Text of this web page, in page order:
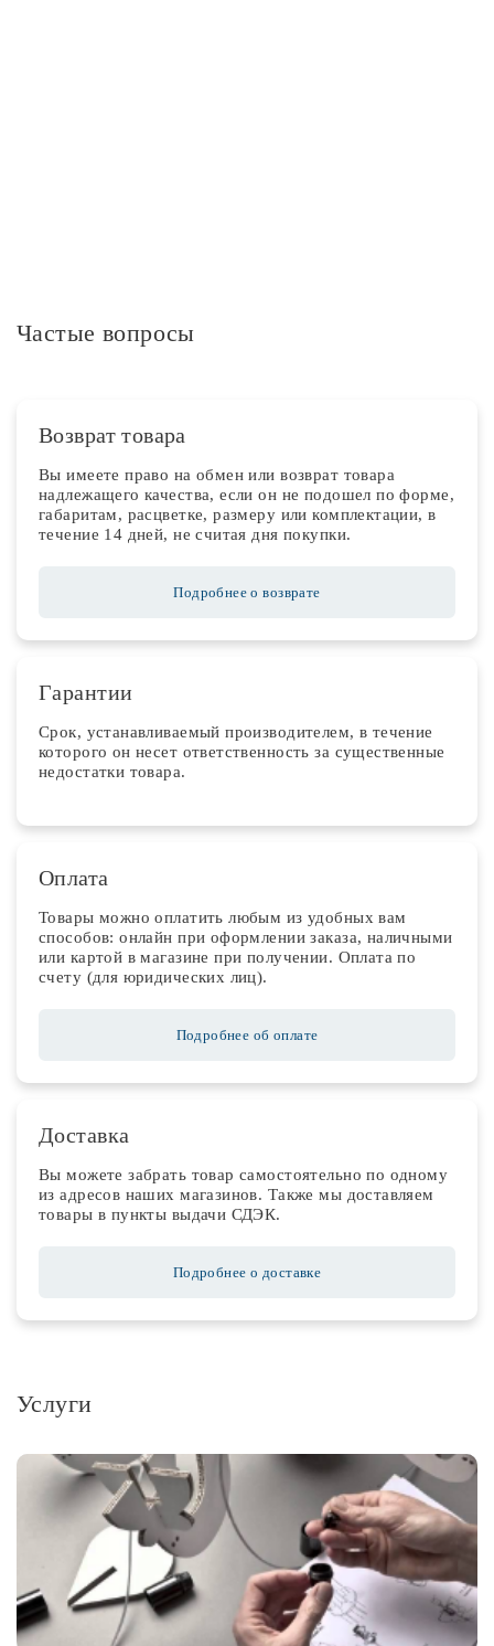
Частые вопросы
Возврат товара
Вы имеете право на обмен или возврат товара
надлежащего качества, если он не подошел по форме,
габаритам, расцветке, размеру или комплектации, в
течение 14 дней, не считая дня покупки.
Подробнее о возврате
Гарантии
Срок, устанавливаемый производителем, в течение
которого он несет ответственность за существенные
недостатки товара.
Оплата
Товары можно оплатить любым из удобных вам
способов: онлайн при оформлении заказа, наличными
или картой в магазине при получении. Оплата по
счету (для юридических лиц).
Подробнее об оплате
Доставка
Вы можете забрать товар самостоятельно по одному
из адресов наших магазинов. Также мы доставляем
товары в пункты выдачи СДЭК.
Подробнее о доставке
Услуги